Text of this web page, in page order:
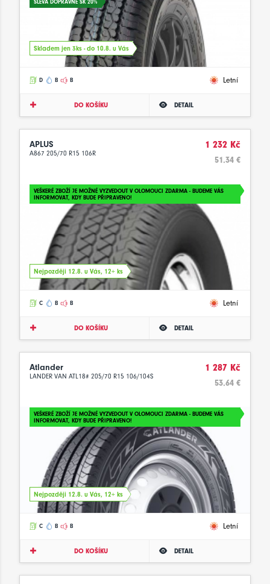
SLEVA DOPRAVNÉ SK 20%
Skladem jen 3ks - do 10.8. u Vás
D B B Letní
DO KOŠÍKU DETAIL
APLUS
A867 205/70 R15 106R
1 232 Kč
51.34 €
VEŠKERÉ ZBOŽÍ JE MOŽNÉ VYZVEDOUT V OLOMOUCI ZDARMA - BUDEME VÁS
INFORMOVAT, KDY BUDE PŘIPRAVENO!
Nejpozději 12.8. u Vás, 12+ ks
C B B Letní
DO KOŠÍKU DETAIL
Atlander
LANDER VAN ATL18# 205/70 R15 106/104S
1 287 Kč
53.64 €
VEŠKERÉ ZBOŽÍ JE MOŽNÉ VYZVEDOUT V OLOMOUCI ZDARMA - BUDEME VÁS
INFORMOVAT, KDY BUDE PŘIPRAVENO!
Nejpozději 12.8. u Vás, 12+ ks
C B B Letní
DO KOŠÍKU DETAIL